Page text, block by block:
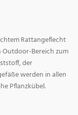
Rattangeflecht
Outdoor-Bereich zum
der
werden in allen
Pflanzkübel.